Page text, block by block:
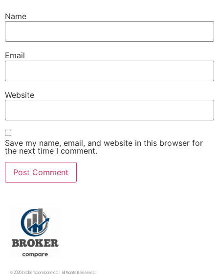
Name
Email
Website
Save my name, email, and website in this browser for
the next time I comment.
© 2026 brokerscompare.co | All Rights Reserved